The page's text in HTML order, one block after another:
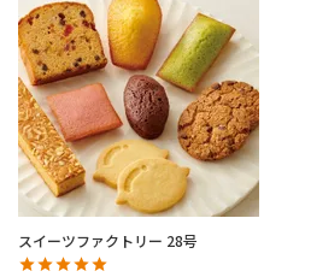
スイーツファクトリー 28号